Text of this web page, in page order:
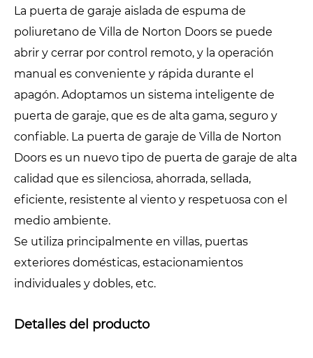
La puerta de garaje aislada de espuma de
poliuretano de Villa de Norton Doors se puede
abrir y cerrar por control remoto, y la operación
manual es conveniente y rápida durante el
apagón. Adoptamos un sistema inteligente de
puerta de garaje, que es de alta gama, seguro y
confiable. La puerta de garaje de Villa de Norton
Doors es un nuevo tipo de puerta de garaje de alta
calidad que es silenciosa, ahorrada, sellada,
eficiente, resistente al viento y respetuosa con el
medio ambiente.
Se utiliza principalmente en villas, puertas
exteriores domésticas, estacionamientos
individuales y dobles, etc.
Detalles del producto